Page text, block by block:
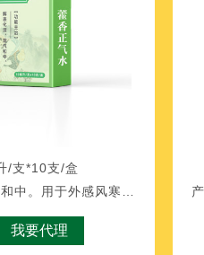
/支*10支/盒
，症见头痛昏重，胸膈痞闷，脘腹胀痛，呕吐泻泄，胃肠型感冒见上述证候者。
我要代理